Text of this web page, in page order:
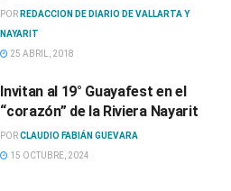
POR REDACCION DE DIARIO DE VALLARTA Y
NAYARIT
25 ABRIL, 2018
Invitan al 19° Guayafest en el
“corazón” de la Riviera Nayarit
PORCLAUDIO FABIÁN GUEVARA
15 OCTUBRE, 2024